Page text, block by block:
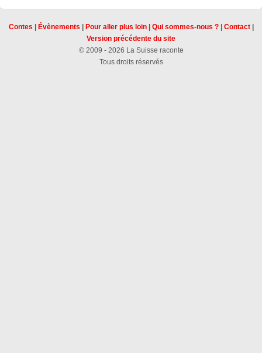
Contes Évènements Pour aller plus loin| Qui sommes-nous ?| Contact|
Version précédente du site
© 2009 - 2026 La Suisse raconte
Tous droits réservés